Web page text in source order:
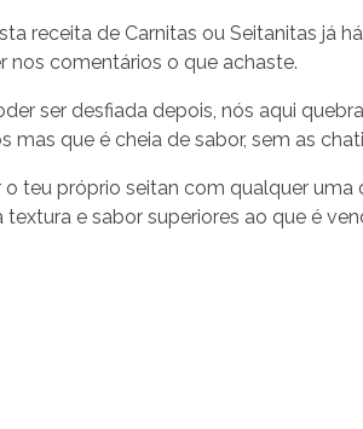
receita de Carnitas ou Seitanitas já
nos comentários o que achaste.
ser desfiada depois, nós aqui
que é cheia de sabor, sem as
teu próprio seitan com qualquer uma
e sabor superiores ao que é